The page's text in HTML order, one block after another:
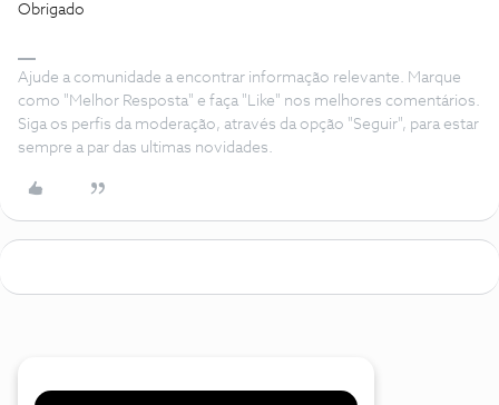
Obrigado
Ajude a comunidade a encontrar informação relevante. Marque
como "Melhor Resposta" e faça "Like" nos melhores comentários.
Siga os perfis da moderação, através da opção "Seguir", para estar
sempre a par das ultimas novidades.